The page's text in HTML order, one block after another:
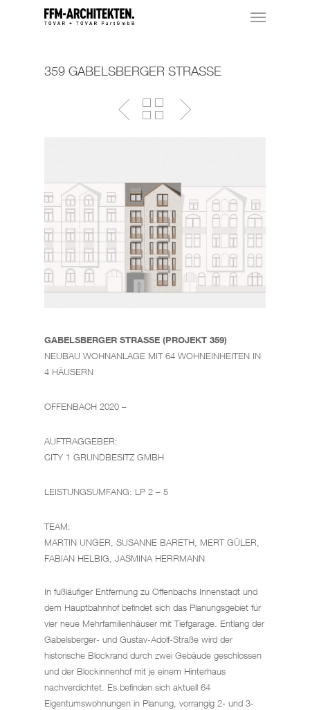
359 GABELSBERGER STRASSE
GABELSBERGER STRASSE (PROJEKT 359)
NEUBAU WOHNANLAGE MIT 64 WOHNEINHEITEN IN
4 HÄUSERN
OFFENBACH 2020 –
AUFTRAGGEBER:
CITY 1 GRUNDBESITZ GMBH
LEISTUNGSUMFANG: LP 2 – 5
TEAM:
MARTIN UNGER, SUSANNE BARETH, MERT GÜLER,
FABIAN HELBIG, JASMINA HERRMANN
In fußläufiger Entfernung zu Offenbachs Innenstadt und
dem Hauptbahnhof befindet sich das Planungsgebiet für
vier neue Mehrfamilienhäuser mit Tiefgarage. Entlang der
Gabelsberger- und Gustav-Adolf-Straße wird der
historische Blockrand durch zwei Gebäude geschlossen
und der Blockinnenhof mit je einem Hinterhaus
nachverdichtet. Es befinden sich aktuell 64
Eigentumswohnungen in Planung, vorrangig 2- und 3-